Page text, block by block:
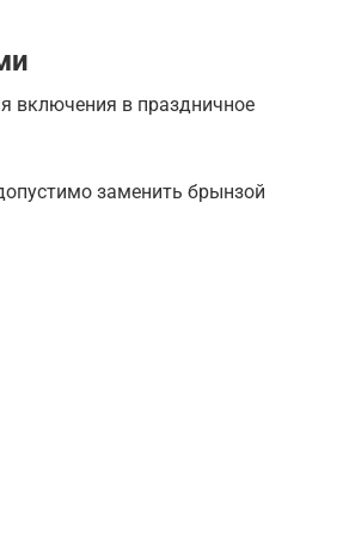
включения в праздничное
заменить брынзой